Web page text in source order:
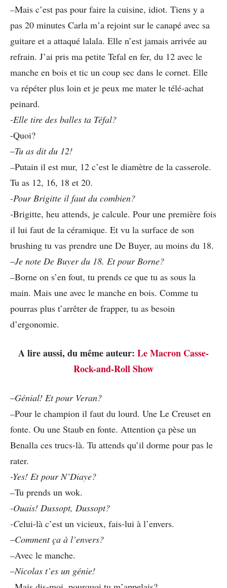
–Mais c’est pas pour faire la cuisine, idiot. Tiens y a
pas 20 minutes Carla m’a rejoint sur le canapé avec sa
guitare et a attaqué lalala. Elle n’est jamais arrivée au
refrain. J’ai pris ma petite Tefal en fer, du 12 avec le
manche en bois et tic un coup sec dans le cornet. Elle
va répéter plus loin et je peux me mater le télé-achat
peinard.
-Elle tire des balles ta Téfal?
-Quoi?
–Tu as dit du 12!
–Putain il est mur, 12 c’est le diamètre de la casserole.
Tu as 12, 16, 18 et 20.
-Pour Brigitte il faut du combien?
-Brigitte, heu attends, je calcule. Pour une première fois
il lui faut de la céramique. Et vu la surface de son
brushing tu vas prendre une De Buyer, au moins du 18.
–Je note De Buyer du 18. Et pour Borne?
–Borne on s’en fout, tu prends ce que tu as sous la
main. Mais une avec le manche en bois. Comme tu
pourras plus t’arrêter de frapper, tu as besoin
d’ergonomie.
A lire aussi, du même auteur: Le Macron Casse-
Rock-and-Roll Show
–Génial! Et pour Veran?
–Pour le champion il faut du lourd. Une Le Creuset en
fonte. Ou une Staub en fonte. Attention ça pèse un
Benalla ces trucs-là. Tu attends qu’il dorme pour pas le
rater.
-Yes! Et pour N’Diaye?
–Tu prends un wok.
-Ouais! Dussopt, Dussopt?
-Celui-là c’est un vicieux, fais-lui à l’envers.
–Comment ça à l’envers?
–Avec le manche.
–Nicolas t’es un génie!